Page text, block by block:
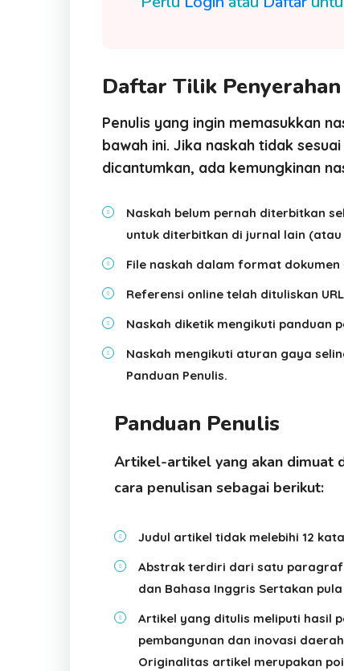
Daftar Tilik
Penulis yang ingin memasukkan
bawah ini. Jika naskah tidak
dicantumkan, ada kemungkinan
Naskah belum pernah diterbitkan
untuk diterbitkan di jurnal lain
File naskah dalam format
Referensi online telah dituliskan
Naskah diketik mengikuti panduan
Naskah mengikuti aturan gaya
Panduan Penulis.
Panduan Penulis
Artikel-artikel yang akan dimuat
cara penulisan sebagai berikut:
Judul artikel tidak melebihi 12
Abstrak terdiri dari satu paragraf
dan Bahasa Inggris Sertakan
Artikel yang ditulis meliputi hasil
pembangunan dan inovasi
Originalitas artikel merupakan